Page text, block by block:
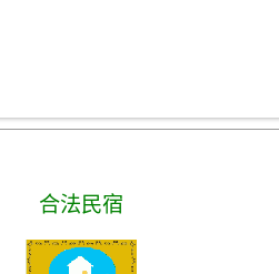
合法民宿